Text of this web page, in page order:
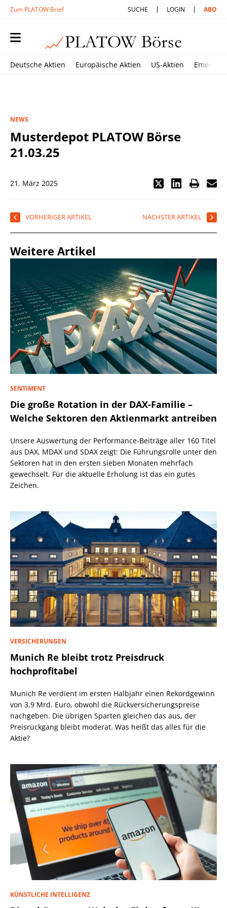
Zum PLATOW Brief SUCHE LOGIN ABO
Deutsche Aktien Europäische Aktien US-Aktien
NEWS
Musterdepot PLATOW Börse
21.03.25
21. März 2025
VORHERIGER ARTIKEL NÄCHSTER ARTIKEL
Weitere Artikel
SENTIMENT
Die große Rotation in der DAX-Familie –
Welche Sektoren den Aktienmarkt antreiben
Unsere Auswertung der Performance-Beiträge aller 160 Titel
aus DAX, MDAX und SDAX zeigt: Die Führungsrolle unter den
Sektoren hat in den ersten sieben Monaten mehrfach
gewechselt. Für die aktuelle Erholung ist das ein gutes
Zeichen.
VERSICHERUNGEN
Munich Re bleibt trotz Preisdruck
hochprofitabel
Munich Re verdient im ersten Halbjahr einen Rekordgewinn
von 3,9 Mrd. Euro, obwohl die Rückversicherungspreise
nachgeben. Die übrigen Sparten gleichen das aus, der
Preisrückgang bleibt moderat. Was heißt das alles für die
Aktie?
KÜNSTLICHE INTELLIGENZ